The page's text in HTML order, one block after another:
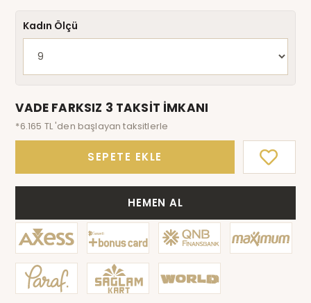
Kadın Ölçü
VADE FARKSIZ 3 TAKSİT İMKANI
*6.165 TL 'den başlayan taksitlerle
SEPETE EKLE
HEMEN AL